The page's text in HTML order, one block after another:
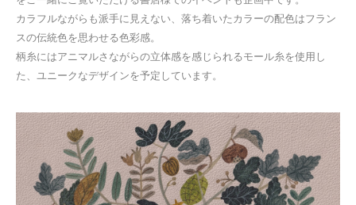
カラフルながらも派手に見えない、落ち着いたカラーの配色はフラン
スの伝統色を思わせる色彩感。
柄糸にはアニマルさながらの立体感を感じられるモール糸を使用し
た、ユニークなデザインを予定しています。